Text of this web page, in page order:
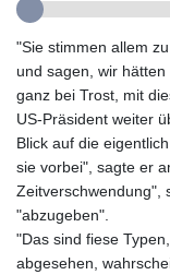
"Sie stimmen allem
und sagen, wir
ganz bei Trost, mit
US-Präsident weiter
Blick auf die
sie vorbei", sagte er
Zeitverschwendung",
"abzugeben".
"Das sind fiese
abgesehen,